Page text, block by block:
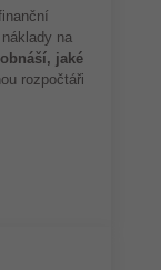
na
jaké
rozpočtáři